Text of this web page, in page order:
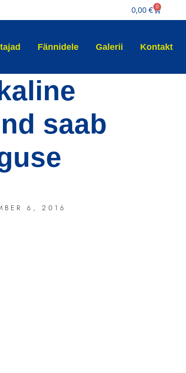
0,00€ 0
Fännidele Galerii Kontakt
saab
6, 2016